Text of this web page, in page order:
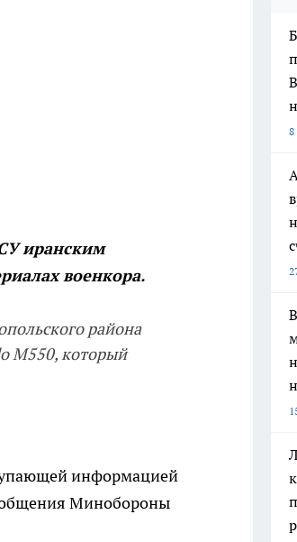
иранским
военкора.
района
M550, который
информацией
Минобороны